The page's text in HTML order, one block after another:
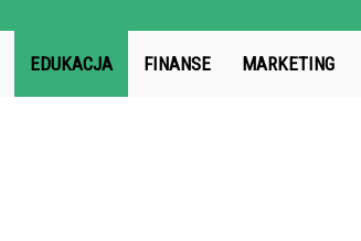
EDUKACJA FINANSE MARKETING